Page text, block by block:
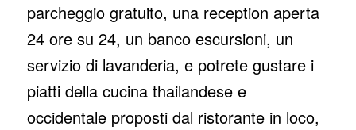
parcheggio gratuito, una reception aperta
24 ore su 24, un banco escursioni, un
servizio di lavanderia, e potrete gustare i
piatti della cucina thailandese e
occidentale proposti dal ristorante in loco,